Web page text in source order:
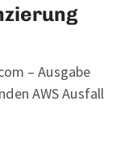
– Ausgabe
AWS Ausfall